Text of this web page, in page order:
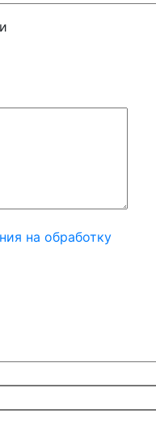
на обработку